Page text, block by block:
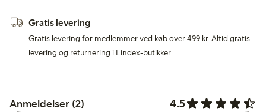
Gratis levering
Gratis levering for medlemmer ved køb over 499 kr. Altid gratis
levering og returnering i Lindex-butikker.
Anmeldelser (2) 4.5